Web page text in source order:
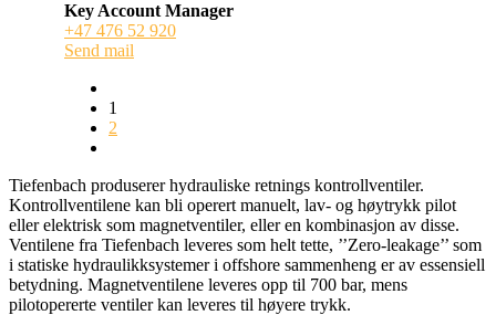
Key Account Manager
+47 476 52 920
Send mail
1
2
Tiefenbach produserer hydrauliske retnings kontrollventiler.
Kontrollventilene kan bli operert manuelt, lav- og høytrykk pilot
eller elektrisk som magnetventiler, eller en kombinasjon av disse.
Ventilene fra Tiefenbach leveres som helt tette, ’’Zero-leakage’’ som
i statiske hydraulikksystemer i offshore sammenheng er av essensiell
betydning. Magnetventilene leveres opp til 700 bar, mens
pilotopererte ventiler kan leveres til høyere trykk.